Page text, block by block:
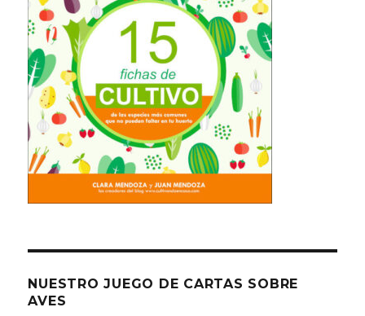
NUESTRO JUEGO DE CARTAS SOBRE
AVES